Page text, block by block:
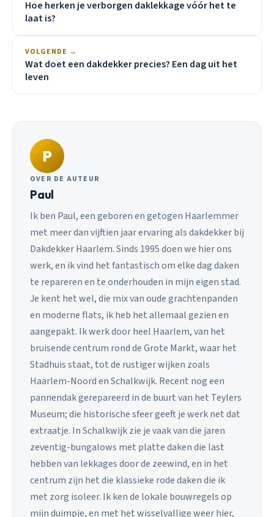
Hoe herken je verborgen daklekkage vóór het te
laat is?
VOLGENDE →
Wat doet een dakdekker precies? Een dag uit het
leven
P
OVER DE AUTEUR
Paul
Ik ben Paul, een geboren en getogen Haarlemmer
met meer dan vijftien jaar ervaring als dakdekker bij
Dakdekker Haarlem. Sinds 1995 doen we hier ons
werk, en ik vind het fantastisch om elke dag daken
te repareren en te onderhouden in mijn eigen stad.
Je kent het wel, die mix van oude grachtenpanden
en moderne flats, ik heb het allemaal gezien en
aangepakt. Ik werk door heel Haarlem, van het
bruisende centrum rond de Grote Markt, waar het
Stadhuis staat, tot de rustiger wijken zoals
Haarlem-Noord en Schalkwijk. Recent nog een
pannendak gerepareerd in de buurt van het Teylers
Museum; die historische sfeer geeft je werk net dat
extraatje. In Schalkwijk zie je vaak van die jaren
zeventig-bungalows met platte daken die last
hebben van lekkages door de zeewind, en in het
centrum zijn het die klassieke rode daken die ik
met zorg isoleer. Ik ken de lokale bouwregels op
mijn duimpje, en met het wisselvallige weer hier,